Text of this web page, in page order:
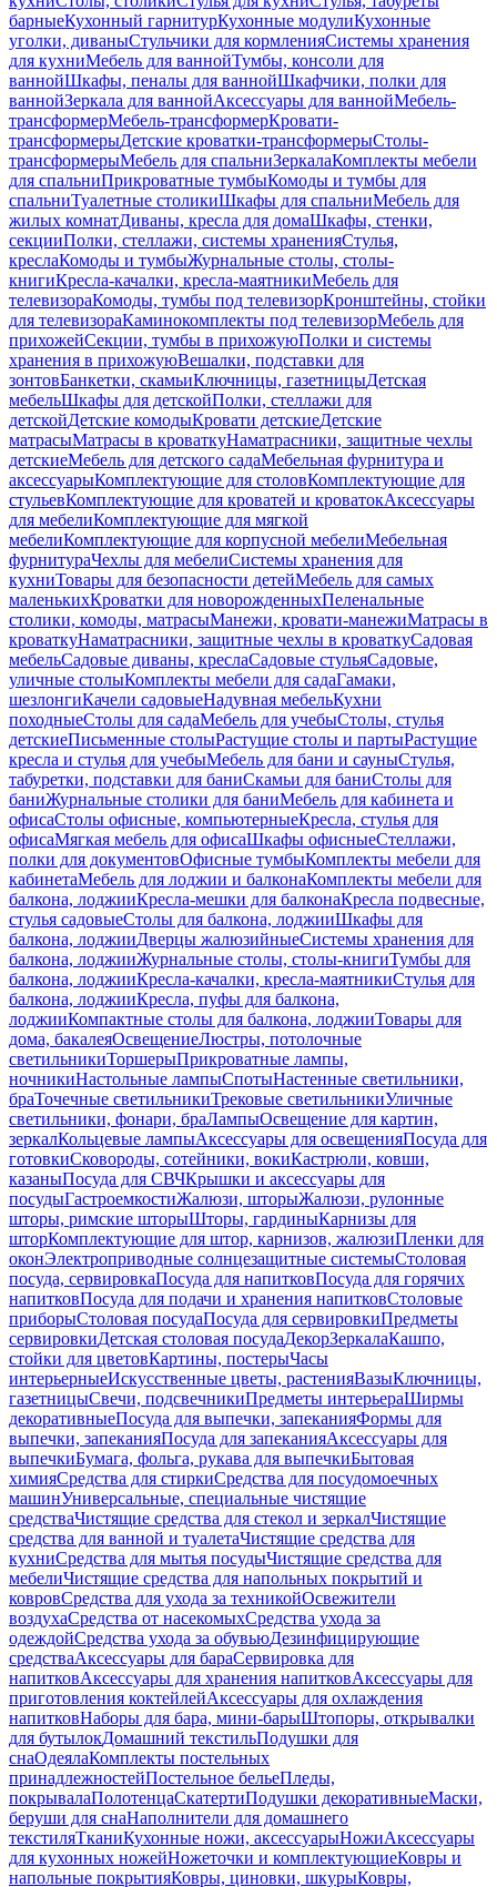
барныеКухонный гарнитурКухонные модулиКухонные
уголки, диваныСтульчики для кормленияСистемы хранения
для кухниМебель для ваннойТумбы, консоли для
ваннойШкафы, пеналы для ваннойШкафчики, полки для
ваннойЗеркала для ваннойАксессуары для ваннойМебель-
трансформерМебель-трансформерКровати-
трансформерыДетские кроватки-трансформерыСтолы-
трансформерыМебель для спальниЗеркалаКомплекты мебели
для спальниПрикроватные тумбыКомоды и тумбы для
спальниТуалетные столикиШкафы для спальниМебель для
жилых комнатДиваны, кресла для домаШкафы, стенки,
секцииПолки, стеллажи, системы храненияСтулья,
креслаКомоды и тумбыЖурнальные столы, столы-
книгиКресла-качалки, кресла-маятникиМебель для
телевизораКомоды, тумбы под телевизорКронштейны, стойки
для телевизораКаминокомплекты под телевизорМебель для
прихожейСекции, тумбы в прихожуюПолки и системы
хранения в прихожуюВешалки, подставки для
зонтовБанкетки, скамьиКлючницы, газетницыДетская
мебельШкафы для детскойПолки, стеллажи для
детскойДетские комодыКровати детскиеДетские
матрасыМатрасы в кроваткуНаматрасники, защитные чехлы
детскиеМебель для детского садаМебельная фурнитура и
аксессуарыКомплектующие для столовКомплектующие для
стульевКомплектующие для кроватей и кроватокАксессуары
для мебелиКомплектующие для мягкой
мебелиКомплектующие для корпусной мебелиМебельная
фурнитураЧехлы для мебелиСистемы хранения для
кухниТовары для безопасности детейМебель для самых
маленькихКроватки для новорожденныхПеленальные
столики, комоды, матрасыМанежи, кровати-манежиМатрасы в
кроваткуНаматрасники, защитные чехлы в кроваткуСадовая
мебельСадовые диваны, креслаСадовые стульяСадовые,
уличные столыКомплекты мебели для садаГамаки,
шезлонгиКачели садовыеНадувная мебельКухни
походныеСтолы для садаМебель для учебыСтолы, стулья
детскиеПисьменные столыРастущие столы и партыРастущие
кресла и стулья для учебыМебель для бани и сауныСтулья,
табуретки, подставки для баниСкамьи для баниСтолы для
баниЖурнальные столики для баниМебель для кабинета и
офисаСтолы офисные, компьютерныеКресла, стулья для
офисаМягкая мебель для офисаШкафы офисныеСтеллажи,
полки для документовОфисные тумбыКомплекты мебели для
кабинетаМебель для лоджии и балконаКомплекты мебели для
балкона, лоджииКресла-мешки для балконаКресла подвесные,
стулья садовыеСтолы для балкона, лоджииШкафы для
балкона, лоджииДверцы жалюзийныеСистемы хранения для
балкона, лоджииЖурнальные столы, столы-книгиТумбы для
балкона, лоджииКресла-качалки, кресла-маятникиСтулья для
балкона, лоджииКресла, пуфы для балкона,
лоджииКомпактные столы для балкона, лоджииТовары для
дома, бакалеяОсвещениеЛюстры, потолочные
светильникиТоршерыПрикроватные лампы,
ночникиНастольные лампыСпотыНастенные светильники,
браТочечные светильникиТрековые светильникиУличные
светильники, фонари, браЛампыОсвещение для картин,
зеркалКольцевые лампыАксессуары для освещенияПосуда для
готовкиСковороды, сотейники, вокиКастрюли, ковши,
казаныПосуда для СВЧКрышки и аксессуары для
посудыГастроемкостиЖалюзи, шторыЖалюзи, рулонные
шторы, римские шторыШторы, гардиныКарнизы для
шторКомплектующие для штор, карнизов, жалюзиПленки для
оконЭлектроприводные солнцезащитные системыСтоловая
посуда, сервировкаПосуда для напитковПосуда для горячих
напитковПосуда для подачи и хранения напитковСтоловые
приборыСтоловая посудаПосуда для сервировкиПредметы
сервировкиДетская столовая посудаДекорЗеркалаКашпо,
стойки для цветовКартины, постерыЧасы
интерьерныеИскусственные цветы, растенияВазыКлючницы,
газетницыСвечи, подсвечникиПредметы интерьераШирмы
декоративныеПосуда для выпечки, запеканияФормы для
выпечки, запеканияПосуда для запеканияАксессуары для
выпечкиБумага, фольга, рукава для выпечкиБытовая
химияСредства для стиркиСредства для посудомоечных
машинУниверсальные, специальные чистящие
средстваЧистящие средства для стекол и зеркалЧистящие
средства для ванной и туалетаЧистящие средства для
кухниСредства для мытья посудыЧистящие средства для
мебелиЧистящие средства для напольных покрытий и
ковровСредства для ухода за техникойОсвежители
воздухаСредства от насекомыхСредства ухода за
одеждойСредства ухода за обувьюДезинфицирующие
средстваАксессуары для бараСервировка для
напитковАксессуары для хранения напитковАксессуары для
приготовления коктейлейАксессуары для охлаждения
напитковНаборы для бара, мини-барыШтопоры, открывалки
для бутылокДомашний текстильПодушки для
снаОдеялаКомплекты постельных
принадлежностейПостельное бельеПледы,
покрывалаПолотенцаСкатертиПодушки декоративныеМаски,
беруши для снаНаполнители для домашнего
текстиляТканиКухонные ножи, аксессуарыНожиАксессуары
для кухонных ножейНожеточки и комплектующиеКовры и
напольные покрытияКовры, циновки, шкурыКовры,